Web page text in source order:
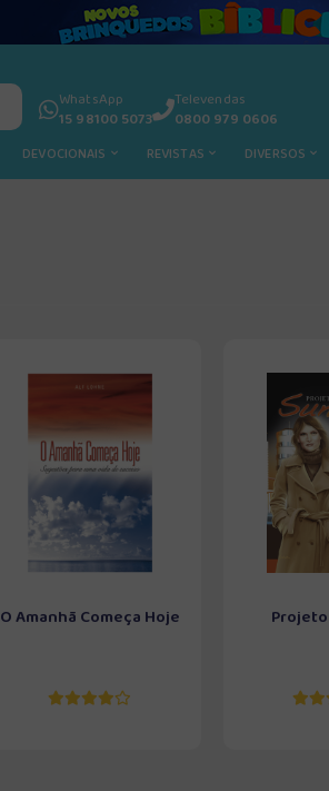
WhatsApp
15 98100 5073
Televendas
0800 979 0606
DEVOCIONAIS REVISTAS DIVERSOS
O Amanhã Começa Hoje